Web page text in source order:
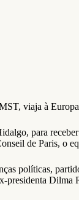
viaja à
para
de Paris, o
políticas,
presidenta Dilma